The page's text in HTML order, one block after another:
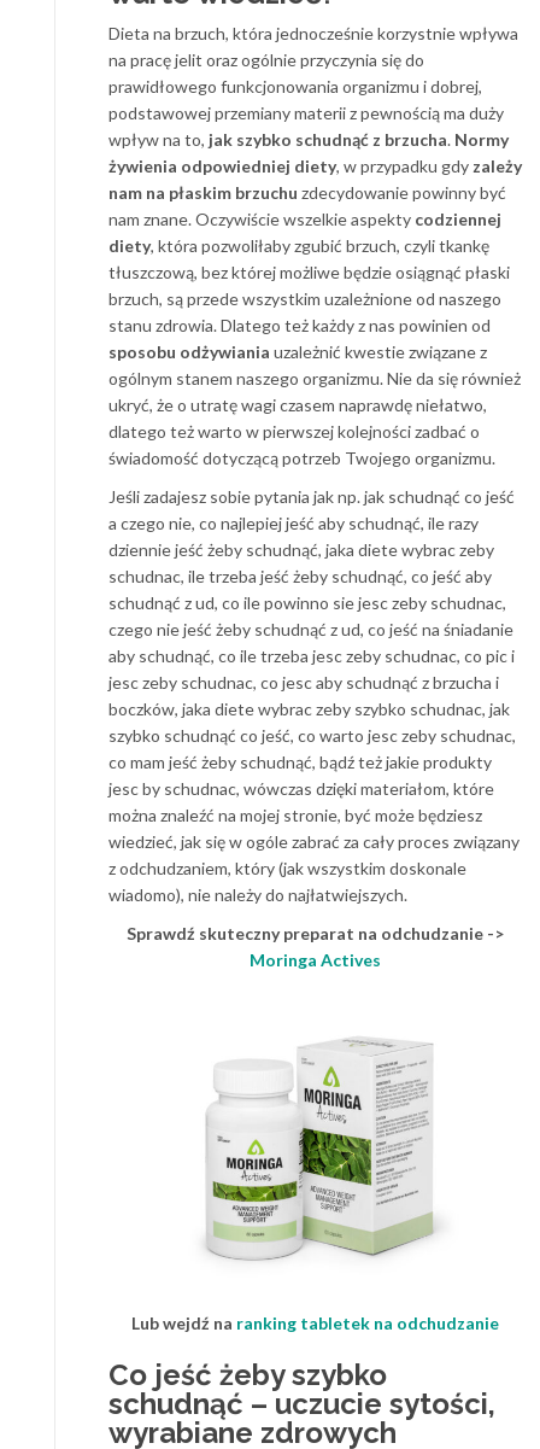
Dieta na brzuch, która jednocześnie korzystnie wpływa
na pracę jelit oraz ogólnie przyczynia się do
prawidłowego funkcjonowania organizmu i dobrej,
podstawowej przemiany materii z pewnością ma duży
wpływ na to, jak szybko schudnąć z brzucha. Normy
żywienia odpowiedniej diety, w przypadku gdy zależy
nam na płaskim brzuchu zdecydowanie powinny być
nam znane. Oczywiście wszelkie aspekty codziennej
diety, która pozwoliłaby zgubić brzuch, czyli tkankę
tłuszczową, bez której możliwe będzie osiągnąć płaski
brzuch, są przede wszystkim uzależnione od naszego
stanu zdrowia. Dlatego też każdy z nas powinien od
sposobu odżywiania uzależnić kwestie związane z
ogólnym stanem naszego organizmu. Nie da się również
ukryć, że o utratę wagi czasem naprawdę niełatwo,
dlatego też warto w pierwszej kolejności zadbać o
świadomość dotyczącą potrzeb Twojego organizmu.
Jeśli zadajesz sobie pytania jak np. jak schudnąć co jeść
a czego nie, co najlepiej jeść aby schudnąć, ile razy
dziennie jeść żeby schudnąć, jaka diete wybrac zeby
schudnac, ile trzeba jeść żeby schudnąć, co jeść aby
schudnąć z ud, co ile powinno sie jesc zeby schudnac,
czego nie jeść żeby schudnąć z ud, co jeść na śniadanie
aby schudnąć, co ile trzeba jesc zeby schudnac, co pic i
jesc zeby schudnac, co jesc aby schudnąć z brzucha i
boczków, jaka diete wybrac zeby szybko schudnac, jak
szybko schudnąć co jeść, co warto jesc zeby schudnac,
co mam jeść żeby schudnąć, bądź też jakie produkty
jesc by schudnac, wówczas dzięki materiałom, które
można znaleźć na mojej stronie, być może będziesz
wiedzieć, jak się w ogóle zabrać za cały proces związany
z odchudzaniem, który (jak wszystkim doskonale
wiadomo), nie należy do najłatwiejszych.
Sprawdź skuteczny preparat na odchudzanie ->
Moringa Actives
Lub wejdź na ranking tabletek na odchudzanie
Co jeść żeby szybko
schudnąć – uczucie sytości,
wyrabiane zdrowych